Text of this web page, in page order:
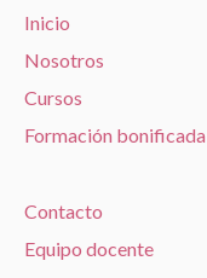
Inicio
Nosotros
Cursos
Formación bonificada
Contacto
Equipo docente